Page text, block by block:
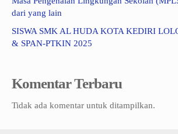
dari yang lain
SISWA SMK AL HUDA KOTA KEDIRI
& SPAN-PTKIN 2025
Komentar Terbaru
Tidak ada komentar untuk ditampilkan.